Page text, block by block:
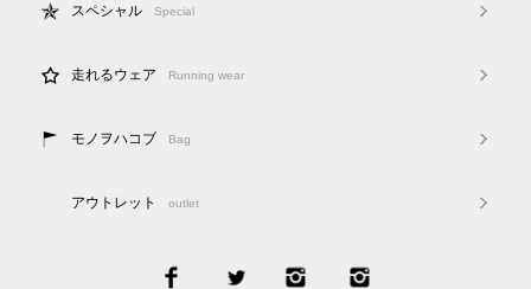
スペシャル Special
走れるウェア Running wear
モノヲハコブ Bag
アウトレット outlet